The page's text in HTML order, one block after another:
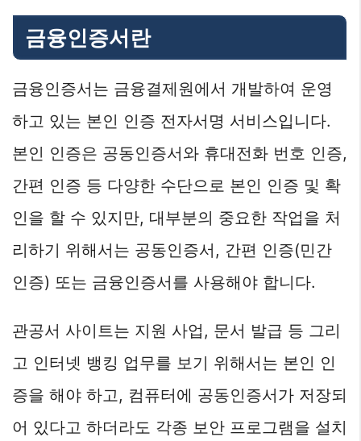
금융인증서란
금융인증서는 금융결제원에서 개발하여 운영
하고 있는 본인 인증 전자서명 서비스입니다.
본인 인증은 공동인증서와 휴대전화 번호 인증,
간편 인증 등 다양한 수단으로 본인 인증 및 확
인을 할 수 있지만, 대부분의 중요한 작업을 처
리하기 위해서는 공동인증서, 간편 인증(민간
인증) 또는 금융인증서를 사용해야 합니다.
관공서 사이트는 지원 사업, 문서 발급 등 그리
고 인터넷 뱅킹 업무를 보기 위해서는 본인 인
증을 해야 하고, 컴퓨터에 공동인증서가 저장되
어 있다고 하더라도 각종 보안 프로그램을 설치